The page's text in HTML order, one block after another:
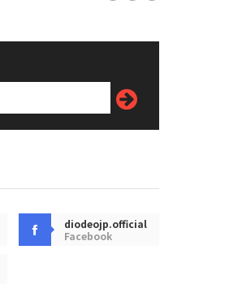
diodeojp.official
Facebook